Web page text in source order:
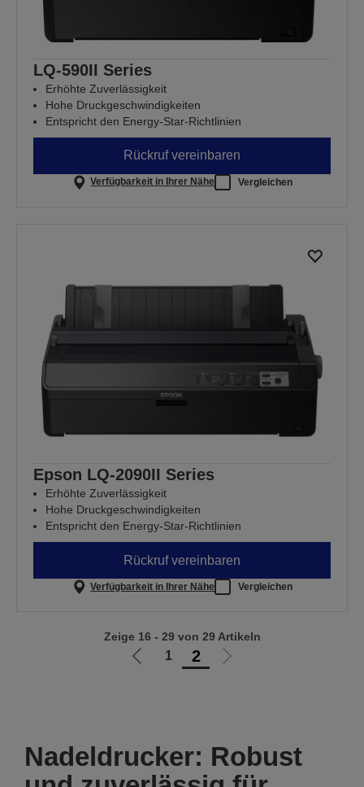
LQ-590II Series
Erhöhte Zuverlässigkeit
Hohe Druckgeschwindigkeiten
Entspricht den Energy-Star-Richtlinien
Rückruf vereinbaren
Verfügbarkeit in Ihrer Nähe Vergleichen
Epson LQ-2090II Series
Erhöhte Zuverlässigkeit
Hohe Druckgeschwindigkeiten
Entspricht den Energy-Star-Richtlinien
Rückruf vereinbaren
Verfügbarkeit in Ihrer Nähe Vergleichen
Zur
1 2
Zur
Zeige 16 - 29 von 29 Artikeln
Nadeldrucker: Robust